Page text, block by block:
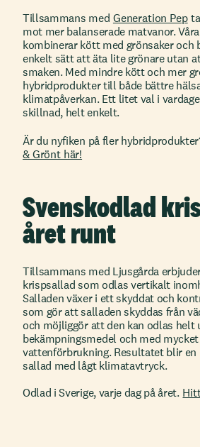
Tillsammans med Generation Pep
mot mer balanserade matvanor.
kombinerar kött med grönsaker och
enkelt sätt att äta lite grönare utan
smaken. Med mindre kött och mer
hybridprodukter till både bättre
klimatpåverkan. Ett litet val i
skillnad, helt enkelt.
Är du nyfiken på fler
& Grönt här!
Svenskodlad
året runt
Tillsammans med Ljusgårda
krispsallad som odlas vertikalt
Salladen växer i ett skyddat och
som gör att salladen skyddas från
och möjliggör att den kan odlas helt
bekämpningsmedel och med
vattenförbrukning. Resultatet blir
sallad med lågt klimatavtryck.
Odlad i Sverige, varje dag på året.